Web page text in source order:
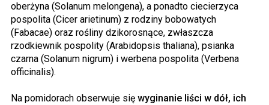
oberżyna (Solanum melongena), a ponadto ciecierzyca
pospolita (Cicer arietinum) z rodziny bobowatych
(Fabacae) oraz rośliny dzikorosnące, zwłaszcza
rzodkiewnik pospolity (Arabidopsis thaliana), psianka
czarna (Solanum nigrum) i werbena pospolita (Verbena
officinalis).
Na pomidorach obserwuje się wyginanie liści w dół, ich